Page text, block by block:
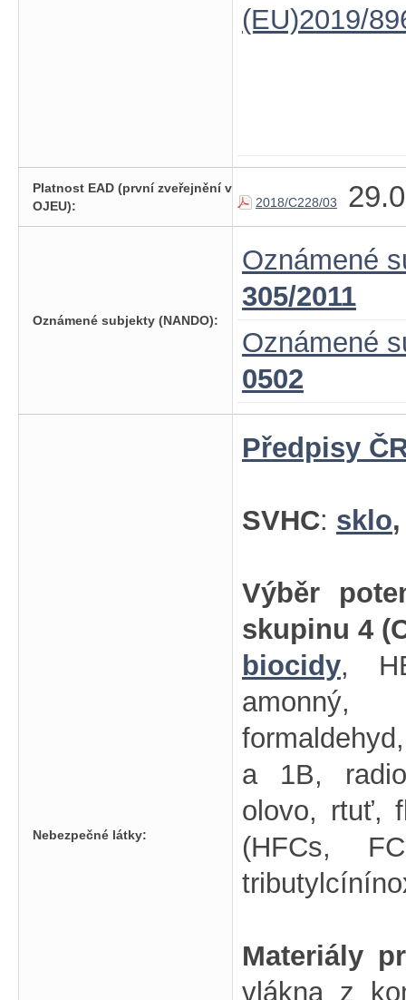
(EU)2019/
Platnost EAD (první zveřejnění v
OJEU):
2018/C228/03
Oznámené subjekty (NANDO):
Oznámené
305/2011
Oznámené
0502
Nebezpečné látky:
Předpisy
SVHC: sklo
Výběr
skupinu 4
biocidy,
amonný,
a 1B,
olovo, rtuť,
(HFCs,
Materiály
vlákna z